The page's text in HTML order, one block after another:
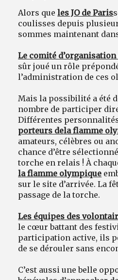
Alors queles JO de Paris
coulisses depuis
sommes maintenant
Le comité d’organisation
sûr joué un rôle
l’administration de ces
Mais la possibilité a été
nombre de participer
Différentes
porteurs dela flamme
amateurs, célèbres ou
chance d’être
torche en relais ! À
la flamme olympique
sur le site d’arrivée. La
passage de la torche.
Les équipes des
le cœur battant des
participation active, ils
de se dérouler sans
C’est aussi une belle